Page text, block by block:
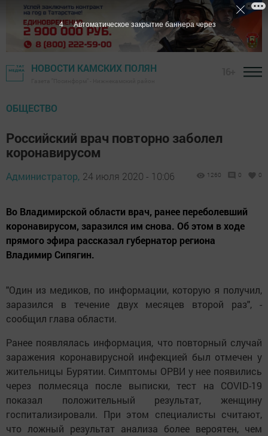
НОВОСТИ КАМСКИХ ПОЛЯН
ОБЩЕСТВО
Российский врач повторно заболел
коронавирусом
Администратор, 24 июля 2020 - 10:06 1260 0 0
Во Владимирской области врач, ранее переболевший
коронавирусом, заразился им снова. Об этом в ходе
прямого эфира рассказал губернатор региона
Владимир Сипягин.
"Один из медиков, по информации, которую я получил,
заразился в течение двух месяцев второй раз", -
сообщил глава области.
Ранее появлялась информация, что повторный случай
заражения коронавирусной инфекцией был отмечен у
жительницы Бурятии. Симптомы ОРВИ у нее появились
через полмесяца после выписки, тест на COVID-19
показал положительный результат, женщину
госпитализировали. При этом специалисты считают,
что ложный результат анализа более вероятен, чем
3 Автоматическое закрытие баннера через